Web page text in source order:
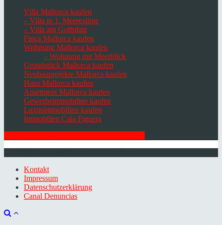
Villa Mallorca kaufen
– Villa in 1. Meereslinie
– Villa am Golfplatz
Finca Mallorca kaufen
Wohnung Mallorca kaufen
– Wohnung mit Meerblick
Grundstück Mallorca kaufen
Neubauprojekte Mallorca kaufen
Haus Mallorca kaufen
Apartment Mallorca kaufen
Gewerbeimmobilien kaufen
Luxusimmobilien kaufen
Immobilien Cala Figuera
Kontakt
Impressum
Datenschutzerklärung
Canal Denuncias